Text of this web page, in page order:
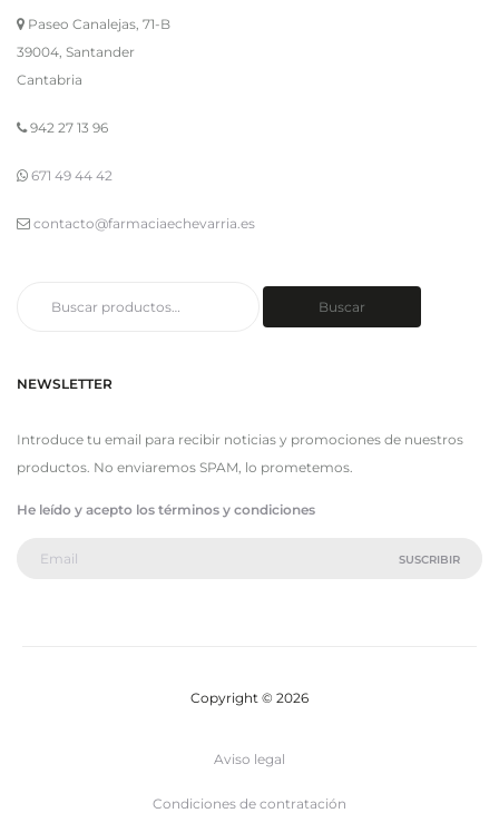
Paseo Canalejas, 71-B
39004, Santander
Cantabria
942 27 13 96
671 49 44 42
contacto@farmaciaechevarria.es
Buscar
NEWSLETTER
Introduce tu email para recibir noticias y promociones de nuestros
productos. No enviaremos SPAM, lo prometemos.
He leído y acepto los términos y condiciones
Copyright © 2026
Aviso legal
Condiciones de contratación